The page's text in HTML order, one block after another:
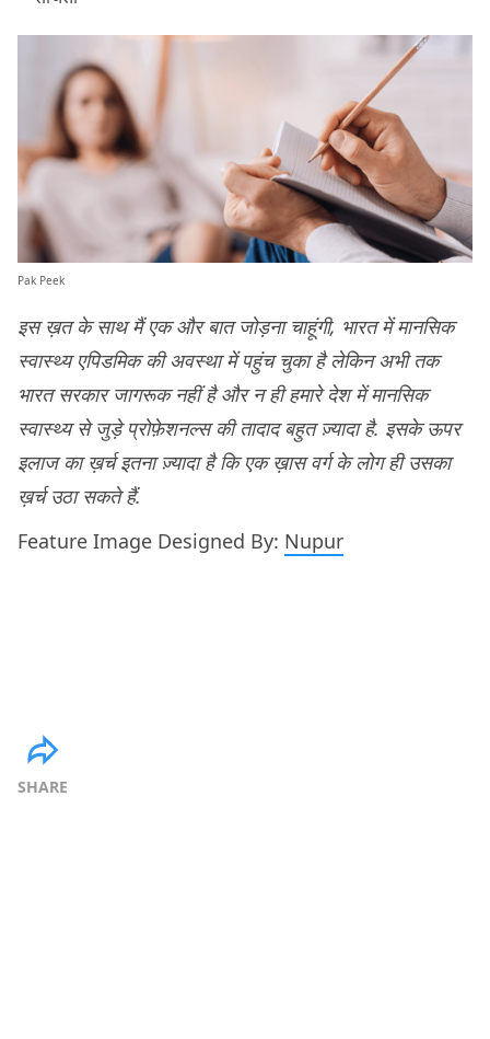
Pak Peek
इस ख़त के साथ मैं एक और बात जोड़ना चाहूंगी, भारत में मानसिक
स्वास्थ्य एपिडमिक की अवस्था में पहुंच चुका है लेकिन अभी तक
भारत सरकार जागरूक नहीं है और न ही हमारे देश में मानसिक
स्वास्थ्य से जुड़े प्रोफ़ेशनल्स की तादाद बहुत ज़्यादा है. इसके ऊपर
इलाज का ख़र्च इतना ज़्यादा है कि एक ख़ास वर्ग के लोग ही उसका
ख़र्च उठा सकते हैं.
Feature Image Designed By: Nupur
SHARE